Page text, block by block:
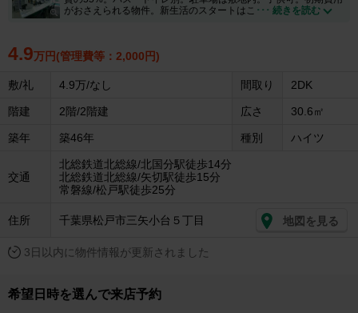
がおさえられる物件。新生活のスタートはこ ･･･ 続きを読む
4.9万円(管理費等：2,000円)
敷/礼 4.9万/なし 間取り 2DK
階建 2階/2階建 広さ 30.6㎡
築年 築46年 種別 ハイツ
交通
北総鉄道北総線/北国分駅徒歩14分
北総鉄道北総線/矢切駅徒歩15分
常磐線/松戸駅徒歩25分
住所 千葉県松戸市三矢小台５丁目 地図を見る
3日以内に物件情報が更新されました
希望日時を選んで来店予約